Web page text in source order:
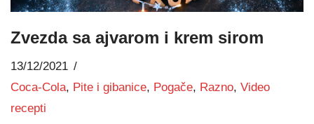
Zvezda sa ajvarom i krem sirom
13/12/2021
Coca-Cola, Pite i gibanice, Pogače, Razno, Video
recepti